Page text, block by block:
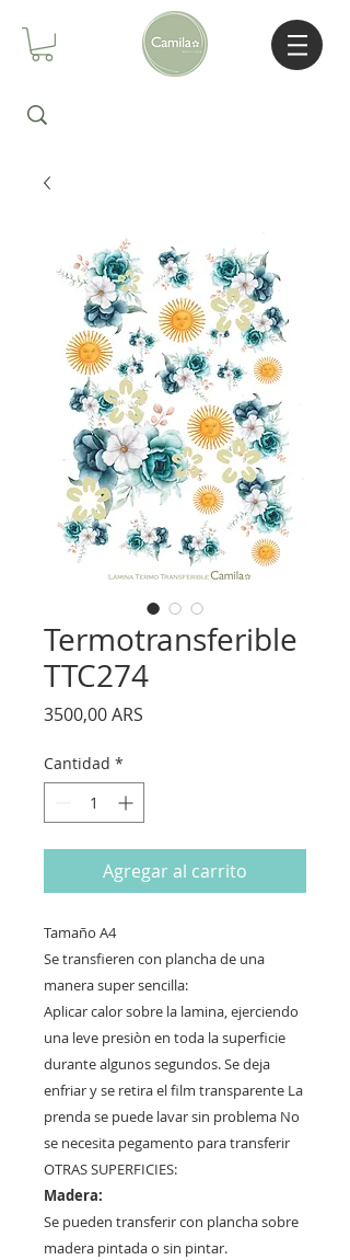
Termotransferible
TTC274
3500,00 ARS
Cantidad *
Agregar al carrito
Tamaño A4
Se transfieren con plancha de una
manera super sencilla:
Aplicar calor sobre la lamina, ejerciendo
una leve presiòn en toda la superficie
durante algunos segundos. Se deja
enfriar y se retira el film transparente La
prenda se puede lavar sin problema No
se necesita pegamento para transferir
OTRAS SUPERFICIES:
Madera:
Se pueden transferir con plancha sobre
madera pintada o sin pintar.